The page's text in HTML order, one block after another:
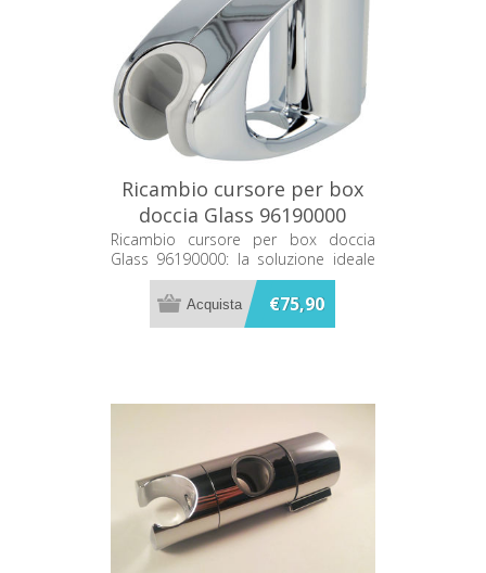
Ricambio cursore per box
doccia Glass 96190000
Ricambio cursore per box doccia
Glass 96190000: la soluzione ideale
per ripristinare la funzionalità del tuo
box doccia. Progettato per una
compatibilità perfetta e una lunga
€75,90